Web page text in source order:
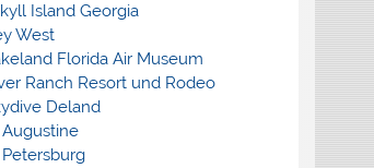
Island Georgia
West
Florida Air Museum
Ranch Resort und Rodeo
Deland